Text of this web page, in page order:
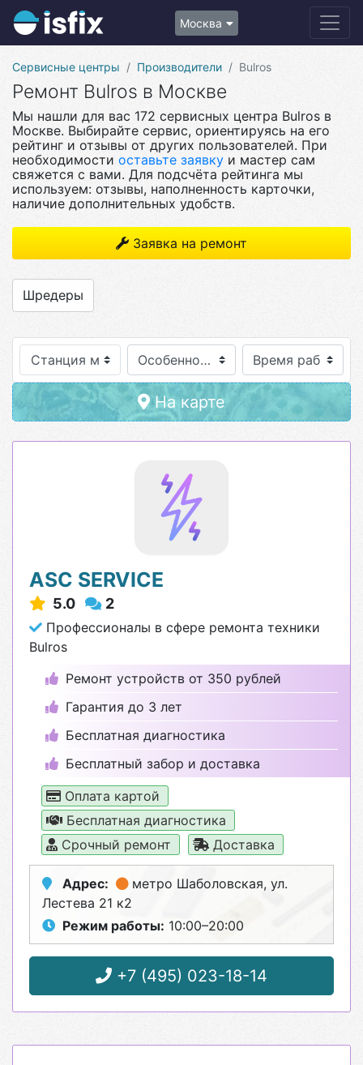
Москва
Сервисные центры Производители Bulros
Ремонт Bulros в Москве
Мы нашли для вас 172 сервисных центра Bulros в
Москве. Выбирайте сервис, ориентируясь на его
рейтинг и отзывы от других пользователей. При
необходимости оставьте заявку и мастер сам
свяжется с вами. Для подсчёта рейтинга мы
используем: отзывы, наполненность карточки,
наличие дополнительных удобств.
Заявка на ремонт
Шредеры
Станция метро Особенности
На карте
ASC SERVICE
5.0 2
Профессионалы в сфере ремонта техники
Bulros
Ремонт устройств от 350 рублей
Гарантия до 3 лет
Бесплатная диагностика
Бесплатный забор и доставка
Оплата картой
Бесплатная диагностика
Срочный ремонт
Доставка
Адрес: метро Шаболовская, ул.
Лестева 21 к2
Режим работы: 10:00–20:00
+7 (495) 023-18-14